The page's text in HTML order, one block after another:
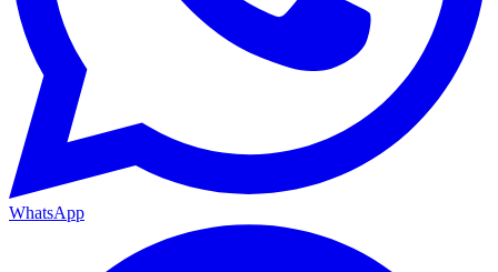
WhatsApp